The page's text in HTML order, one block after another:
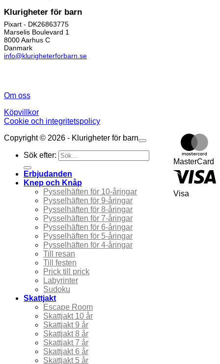
Klurigheter för barn
Pixart - DK26863775
Marselis Boulevard 1
8000 Aarhus C
Danmark
info@klurigheterforbarn.se
Om oss
Köpvillkor
Cookie och integritetspolicy
MasterCard
Visa
Copyright © 2026 - Klurigheter för barn
Sök efter:
Erbjudanden
Knep och Knåp
Pysselhäften för 10-åringar
Pysselhäften för 9-åringar
Pysselhäften för 8-åringar
Pysselhäften för 7-åringar
Pysselhäften för 6-åringar
Pysselhäften för 5-åringar
Pysselhäften för 4-åringar
Till resan
Till festen
Prick till prick
Labyrinter
Sudoku
Skattjakt
Escape Room
Skattjakt 10 år
Skattjakt 9 år
Skattjakt 8 år
Skattjakt 7 år
Skattjakt 6 år
Skattjakt 5 år